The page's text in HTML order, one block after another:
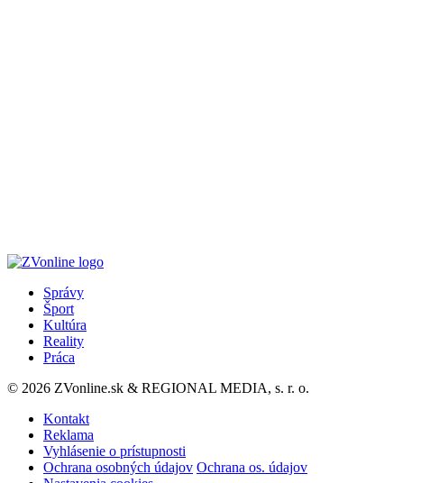
Správy
Šport
Kultúra
Reality
Práca
© 2026 ZVonline.sk & REGIONAL MEDIA, s. r. o.
Kontakt
Reklama
Vyhlásenie o prístupnosti
Ochrana osobných údajov Ochrana os. údajov